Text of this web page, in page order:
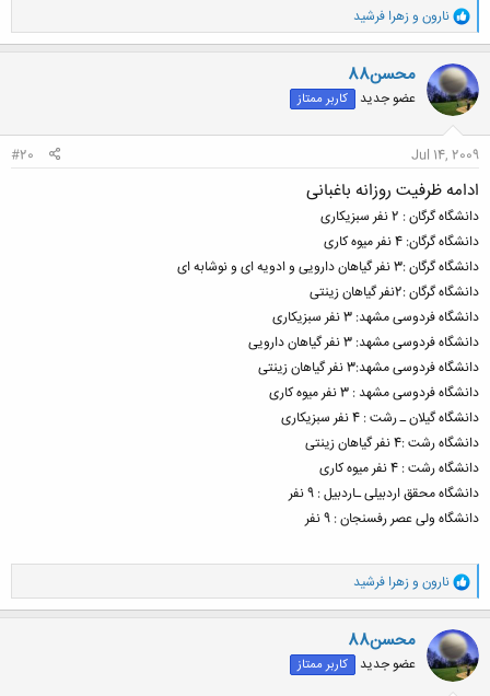
و
ا
ک
ن
ش
ه
ا
نارون و زهرا فرشید
محسن88
عضو جدید کاربر ممتاز
Jul 14, 2009
#20
ادامه ظرفیت روزانه باغبانی
دانشگاه گرگان : 2 نفر سبزیکاری
دانشگاه گرگان: 4 نفر میوه کاری
دانشگاه گرگان :3 نفر گیاهان دارویی و ادویه ای و نوشابه ای
دانشگاه گرگان :2نفر گیاهان زینتی
دانشگاه فردوسی مشهد: 3 نفر سبزیکاری
دانشگاه فردوسی مشهد: 3 نفر گیاهان دارویی
دانشگاه فردوسی مشهد:3 نفر گیاهان زینتی
دانشگاه فردوسی مشهد : 3 نفر میوه کاری
دانشگاه گیلان ـ رشت : 4 نفر سبزیکاری
دانشگاه رشت :4 نفر گیاهان زینتی
دانشگاه رشت : 4 نفر میوه کاری
دانشگاه محقق اردبیلی ـاردبیل : 9 نفر
دانشگاه ولی عصر رفسنجان : 9 نفر
و
ا
ک
ن
ش
ه
ا
نارون وزهرا فرشید
محسن88
عضو جدید کاربر ممتاز